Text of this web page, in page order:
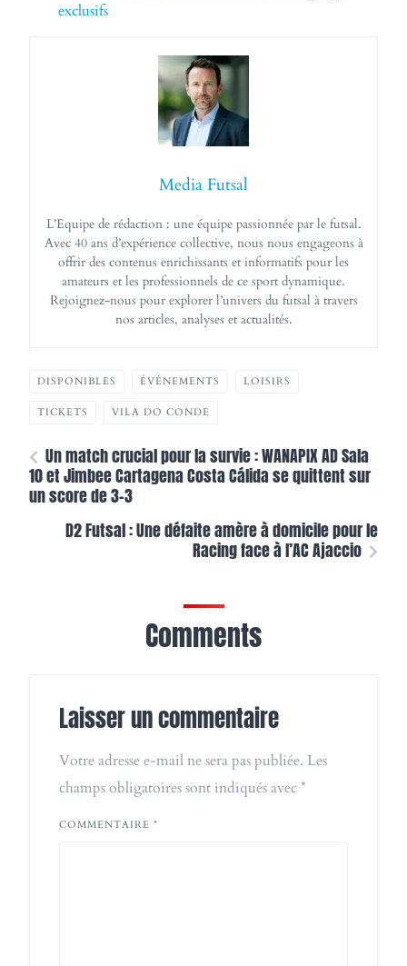
exclusifs
Media Futsal
L’Equipe de rédaction : une équipe passionnée par le futsal.
Avec 40 ans d’expérience collective, nous nous engageons à
offrir des contenus enrichissants et informatifs pour les
amateurs et les professionnels de ce sport dynamique.
Rejoignez-nous pour explorer l’univers du futsal à travers
nos articles, analyses et actualités.
DISPONIBLES ÉVÉNEMENTS LOISIRS
TICKETS VILA DO CONDE
Un match crucial pour la survie : WANAPIX AD Sala
10 et Jimbee Cartagena Costa Cálida se quittent sur
un score de 3-3
D2 Futsal : Une défaite amère à domicile pour le
Racing face à l’AC Ajaccio
Comments
Laisser un commentaire
Votre adresse e-mail ne sera pas publiée. Les
champs obligatoires sont indiqués avec*
COMMENTAIRE *